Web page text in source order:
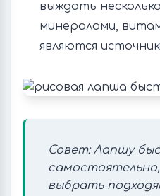
выждать
минералами,
являются
Совет: Лапшу
выбрать